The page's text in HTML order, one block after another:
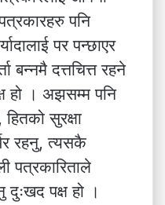
पनि
पर पन्छाएर
बन्नमै दत्तचित्त रहने
हो । अझसम्म पनि
सुरक्षा
रहनु, त्यसकै
पत्रकारिताले
पक्ष हो ।